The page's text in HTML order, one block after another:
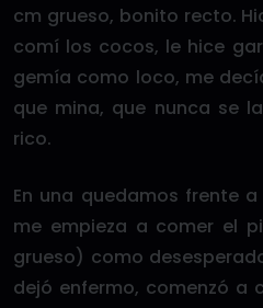
cm grueso, bonito recto.
comí los cocos, le hice
gemía como loco, me
que mina, que nunca se
rico.
En una quedamos frente
me empieza a comer el
grueso) como
dejó enfermo, comenzó a